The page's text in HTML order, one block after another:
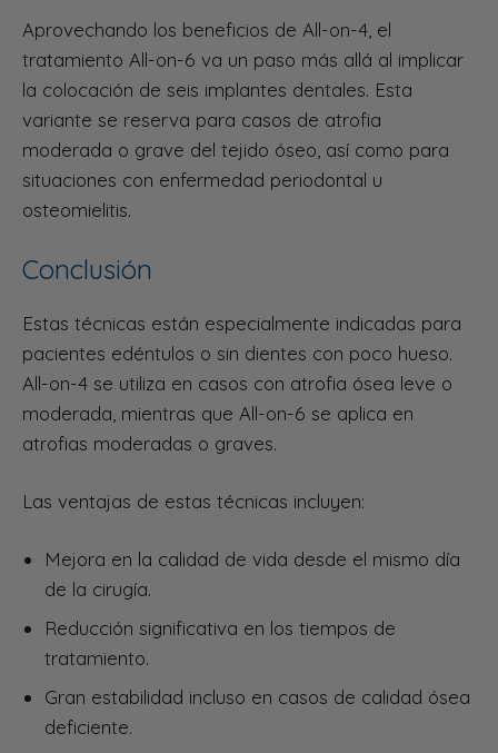
Aprovechando los beneficios de All-on-4, el
tratamiento All-on-6 va un paso más allá al implicar
la colocación de seis implantes dentales. Esta
variante se reserva para casos de atrofia
moderada o grave del tejido óseo, así como para
situaciones con enfermedad periodontal u
osteomielitis.
Conclusión
Estas técnicas están especialmente indicadas para
pacientes edéntulos o sin dientes con poco hueso.
All-on-4 se utiliza en casos con atrofia ósea leve o
moderada, mientras que All-on-6 se aplica en
atrofias moderadas o graves.
Las ventajas de estas técnicas incluyen:
Mejora en la calidad de vida desde el mismo día
de la cirugía.
Reducción significativa en los tiempos de
tratamiento.
Gran estabilidad incluso en casos de calidad ósea
deficiente.